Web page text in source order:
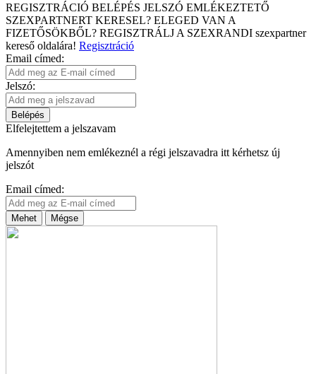
REGISZTRÁCIÓ BELÉPÉS JELSZÓ EMLÉKEZTETŐ
SZEXPARTNERT KERESEL? ELEGED VAN A
FIZETŐSÖKBŐL? REGISZTRÁLJ A SZEXRANDI szexpartner
kereső oldalára! Regisztráció
Email címed:
Jelszó:
Belépés
Elfelejtettem a jelszavam
Amennyiben nem emlékeznél a régi jelszavadra itt kérhetsz új
jelszót
Email címed:
Mehet Mégse